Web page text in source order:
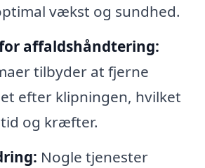
vækst og sundhed.
affaldshåndtering:
tilbyder at fjerne
efter klipningen, hvilket
og kræfter.
Nogle tjenester